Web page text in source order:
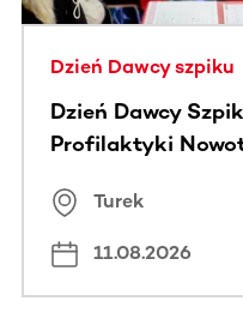
Dzień Dawcy szpiku
Dzień Dawcy
Profilaktyki
Turek
11.08.2026